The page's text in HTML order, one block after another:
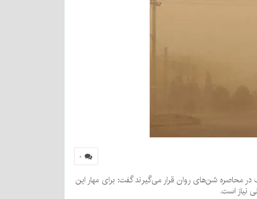
۰
در محاصره شن‌های روان قرار می‌گیرند گفت: برای مهار این
نیاز است.